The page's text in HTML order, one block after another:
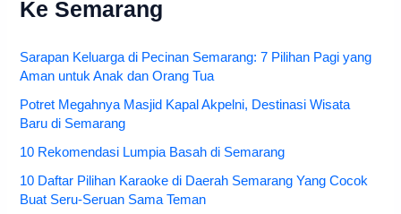
Ke Semarang
Sarapan Keluarga di Pecinan Semarang: 7 Pilihan Pagi yang
Aman untuk Anak dan Orang Tua
Potret Megahnya Masjid Kapal Akpelni, Destinasi Wisata
Baru di Semarang
10 Rekomendasi Lumpia Basah di Semarang
10 Daftar Pilihan Karaoke di Daerah Semarang Yang Cocok
Buat Seru-Seruan Sama Teman